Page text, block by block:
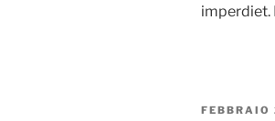
imperdiet.